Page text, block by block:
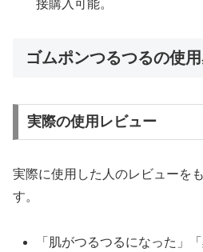
接購入可能。
ゴムポンつるつるの使
実際の使用レビュー
実際に使用した人のレビューを
す。
「肌がつるつるになった」